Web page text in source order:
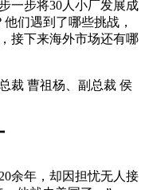
一步将30人小厂发展成
们遇到了哪些挑战，
接下来海外市场还有哪
裁 曹祖杨、副总裁 侯
余年，却因担忧无人接